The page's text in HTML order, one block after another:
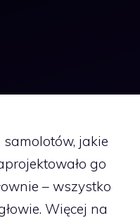
jakie
go
– wszystko
Więcej na